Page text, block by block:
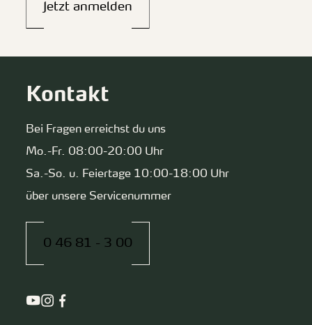
Jetzt anmelden
Kontakt
Bei Fragen erreichst du uns
Mo.-Fr. 08:00-20:00 Uhr
Sa.-So. u. Feiertage 10:00-18:00 Uhr
über unsere Servicenummer
0 46 81 - 3 00